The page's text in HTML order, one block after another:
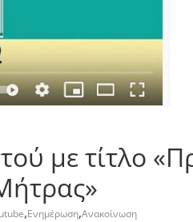
με τίτλο
,Ενημέρωση,Ανακοίνωση